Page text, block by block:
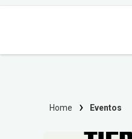
Home Eventos